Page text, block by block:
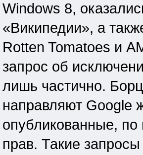
Windows 8,
«Википедии», а
Rotten Tomatoes и
запрос об
лишь частично.
направляют Google
опубликованные,
прав. Такие